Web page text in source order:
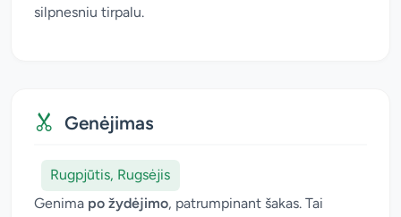
silpnesniu tirpalu.
Genėjimas
Rugpjūtis, Rugsėjis
Genima po žydėjimo, patrumpinant šakas. Tai